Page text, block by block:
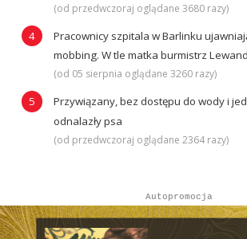
(od przedwczoraj oglądane 3680 razy)
Pracownicy szpitala w Barlinku
mobbing. W tle matka burmistrz
(od 05 sierpnia oglądane 3260 razy)
Przywiązany, bez dostępu do wody i
odnalazły psa
(od przedwczoraj oglądane 2364 razy)
Autopromocja